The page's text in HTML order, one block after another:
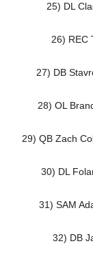
25) DL
26) REC
27) DB
28) OL
29) QB Zach
30) DL
31) SAM
32) DB